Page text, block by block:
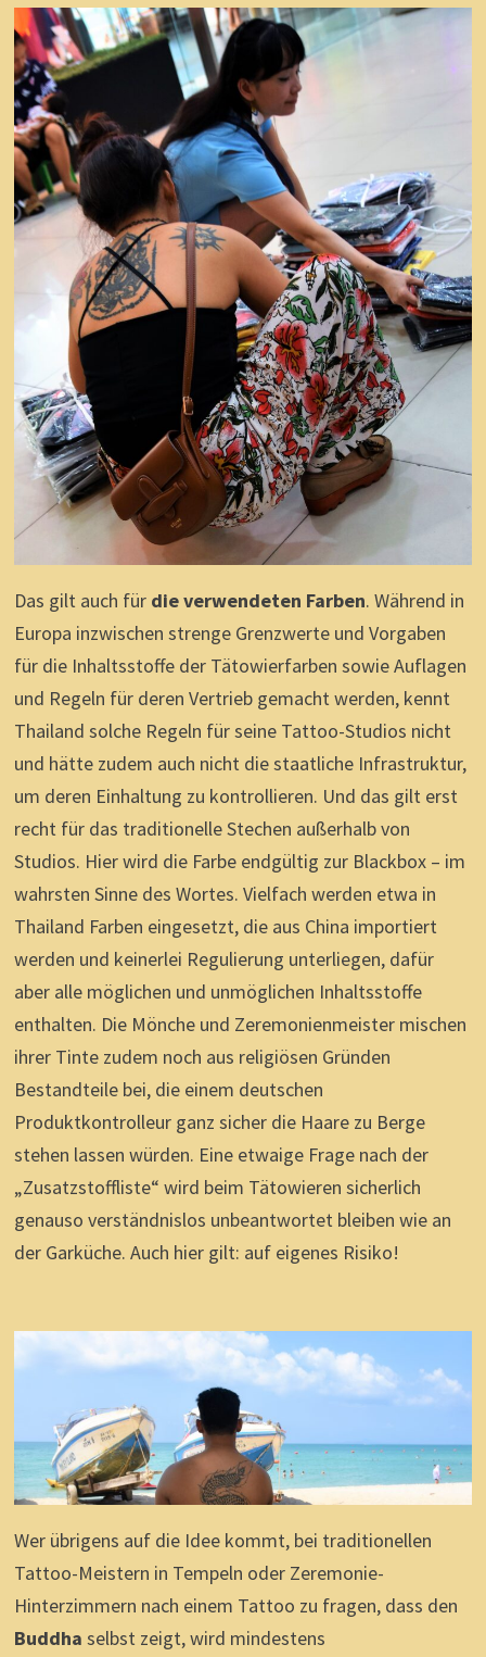
Das gilt auch für die verwendeten Farben. Während in
Europa inzwischen strenge Grenzwerte und Vorgaben
für die Inhaltsstoffe der Tätowierfarben sowie Auflagen
und Regeln für deren Vertrieb gemacht werden, kennt
Thailand solche Regeln für seine Tattoo-Studios nicht
und hätte zudem auch nicht die staatliche Infrastruktur,
um deren Einhaltung zu kontrollieren. Und das gilt erst
recht für das traditionelle Stechen außerhalb von
Studios. Hier wird die Farbe endgültig zur Blackbox – im
wahrsten Sinne des Wortes. Vielfach werden etwa in
Thailand Farben eingesetzt, die aus China importiert
werden und keinerlei Regulierung unterliegen, dafür
aber alle möglichen und unmöglichen Inhaltsstoffe
enthalten. Die Mönche und Zeremonienmeister mischen
ihrer Tinte zudem noch aus religiösen Gründen
Bestandteile bei, die einem deutschen
Produktkontrolleur ganz sicher die Haare zu Berge
stehen lassen würden. Eine etwaige Frage nach der
„Zusatzstoffliste“ wird beim Tätowieren sicherlich
genauso verständnislos unbeantwortet bleiben wie an
der Garküche. Auch hier gilt: auf eigenes Risiko!
Wer übrigens auf die Idee kommt, bei traditionellen
Tattoo-Meistern in Tempeln oder Zeremonie-
Hinterzimmern nach einem Tattoo zu fragen, dass den
Buddha selbst zeigt, wird mindestens